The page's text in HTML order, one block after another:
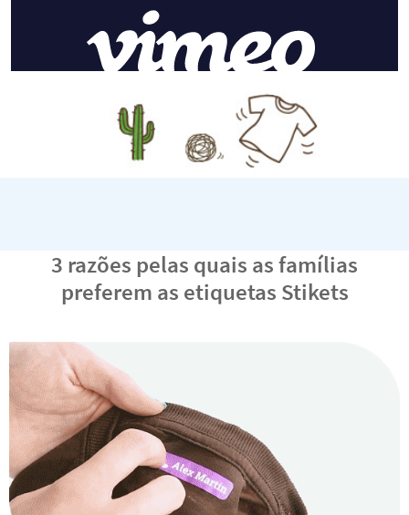
3 razões pelas quais as famílias
preferem as etiquetas Stikets